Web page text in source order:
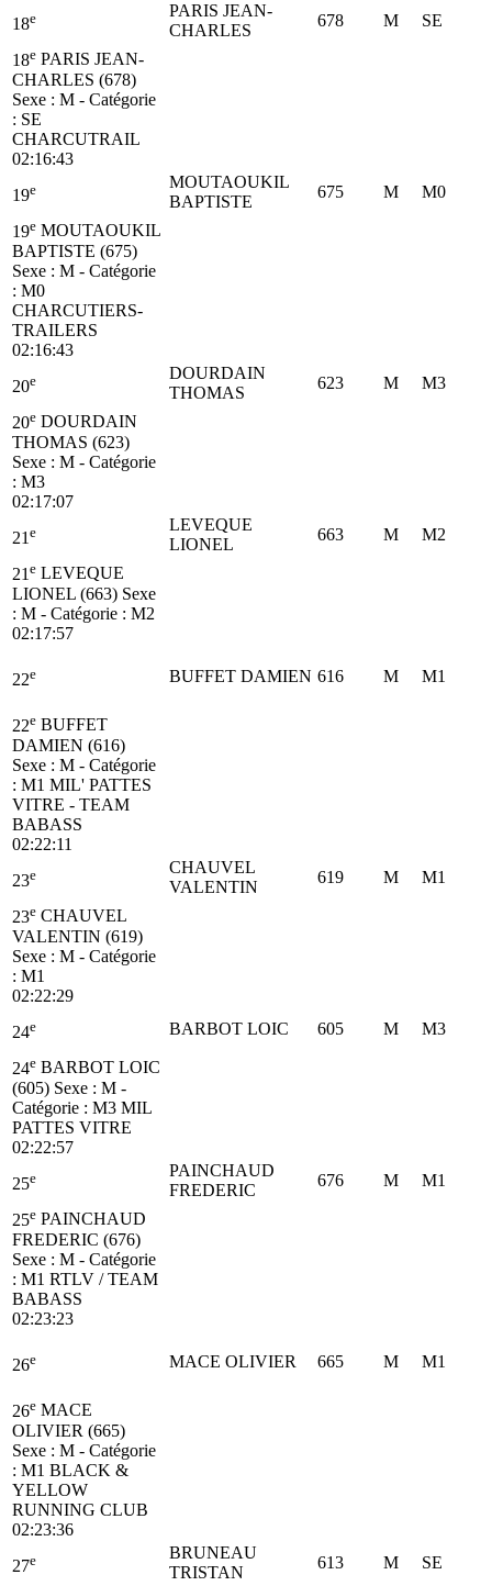
18e
PARIS JEAN-
CHARLES
678 M SE
18e PARIS JEAN-
CHARLES (678)
Sexe : M - Catégorie
: SE
CHARCUTRAIL
02:16:43
19e
MOUTAOUKIL
BAPTISTE
675 M M0
19e MOUTAOUKIL
BAPTISTE (675)
Sexe : M - Catégorie
: M0
CHARCUTIERS-
TRAILERS
02:16:43
20e
DOURDAIN
THOMAS
623 M M3
20e DOURDAIN
THOMAS (623)
Sexe : M - Catégorie
: M3
02:17:07
21 e
LEVEQUE
LIONEL
663 M M2
21 e LEVEQUE
LIONEL (663) Sexe
: M - Catégorie : M2
02:17:57
22e BUFFET DAMIEN 616 M M1
22e BUFFET
DAMIEN (616)
Sexe : M - Catégorie
: M1 MIL' PATTES
VITRE - TEAM
BABASS
02:22:11
23e
CHAUVEL
VALENTIN
619 M M1
23e CHAUVEL
VALENTIN (619)
Sexe : M - Catégorie
: M1
02:22:29
24e BARBOT LOIC 605 M M3
24e BARBOT LOIC
(605) Sexe : M -
Catégorie : M3 MIL
PATTES VITRE
02:22:57
25e
PAINCHAUD
FREDERIC
676 M M1
25e PAINCHAUD
FREDERIC (676)
Sexe : M - Catégorie
: M1 RTLV / TEAM
BABASS
02:23:23
26e MACE OLIVIER 665 M M1
26e MACE
OLIVIER (665)
Sexe : M - Catégorie
: M1 BLACK &
YELLOW
RUNNING CLUB
02:23:36
27e
BRUNEAU
TRISTAN
613 M SE